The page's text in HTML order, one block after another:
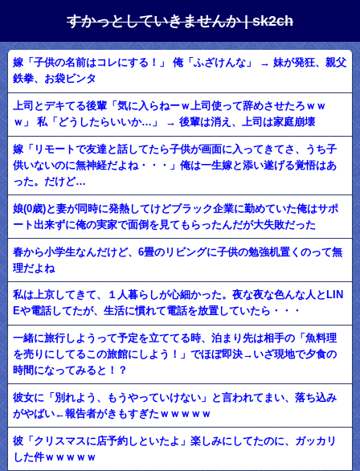
すかっとしていきませんか | sk2ch
嫁「子供の名前はコレにする！」 俺「ふざけんな」 → 妹が発狂、親父
鉄拳、お袋ビンタ
上司とデキてる後輩「気に入らねーｗ上司使って辞めさせたろｗｗ
ｗ」 私「どうしたらいいか…」 → 後輩は消え、上司は家庭崩壊
嫁「リモートで友達と話してたら子供が画面に入ってきてさ、うち子
供いないのに無神経だよね・・・」俺は一生嫁と添い遂げる覚悟はあ
った。だけど…
娘(0歳)と妻が同時に発熱してけどブラック企業に勤めていた俺はサポ
ート出来ずに俺の実家で面倒を見てもらったんだが大失敗だった
春から小学生なんだけど、6畳のリビングに子供の勉強机置くのって無
理だよね
私は上京してきて、１人暮らしが心細かった。夜な夜な色んな人とLIN
Eや電話してたが、生活に慣れて電話を放置していたら・・・
一緒に旅行しようって予定を立ててる時、泊まり先は相手の「魚料理
を売りにしてるこの旅館にしよう！」でほぼ即決→いざ現地で夕食の
時間になってみると！？
彼女に「別れよう、もうやっていけない」と言われてまい、落ち込み
がやばい←報告者がきもすぎたｗｗｗｗｗ
彼「クリスマスに店予約しといたよ」楽しみにしてたのに、ガッカリ
した件ｗｗｗｗｗ